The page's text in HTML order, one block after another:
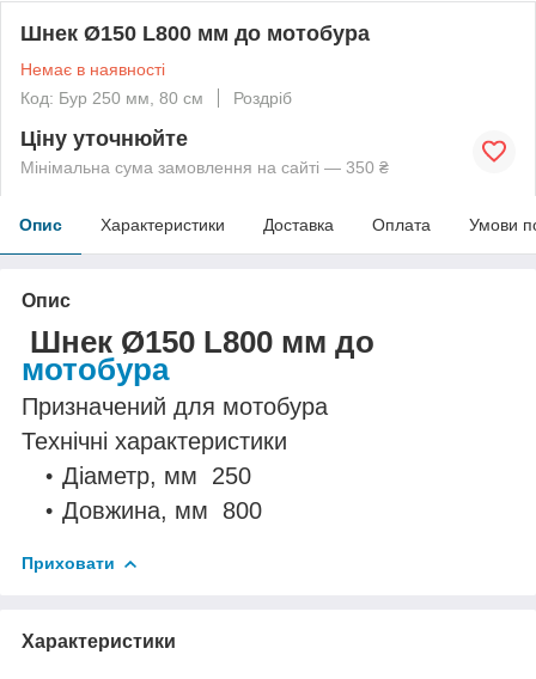
Шнек Ø150 L800 мм до мотобура
Немає в наявності
Код: Бур 250 мм, 80 см
Роздріб
Ціну уточнюйте
Мінімальна сума замовлення на сайті — 350 ₴
Опис Характеристики Доставка Оплата Умови
Опис
Шнек Ø150 L800 мм до
мотобура
Призначений для мотобура
Технічні характеристики
Діаметр, мм 250
Довжина, мм 800
Приховати
Характеристики